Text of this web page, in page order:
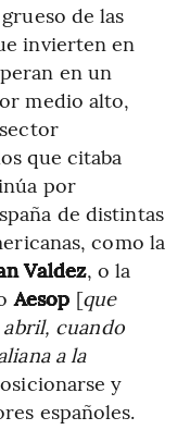
de las
invierten en
en un
medio alto,
que citaba
por
de distintas
como la
Valdez, o la
Aesop [que
cuando
a la
y
españoles.